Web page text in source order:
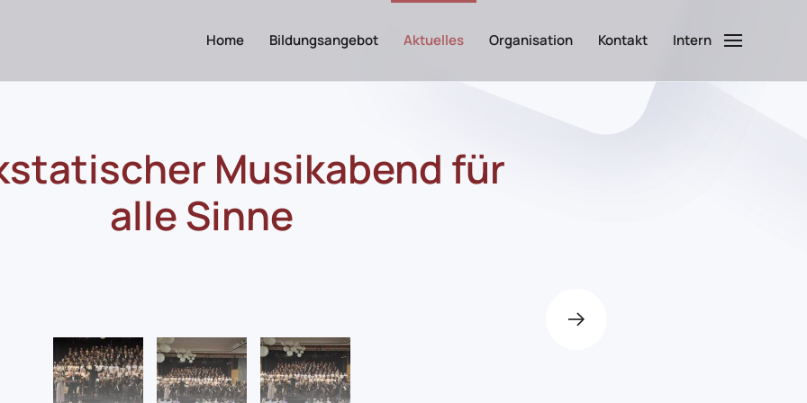
Home Bildungsangebot Aktuelles Organisation Kontakt Intern
Musikabend für
alle Sinne